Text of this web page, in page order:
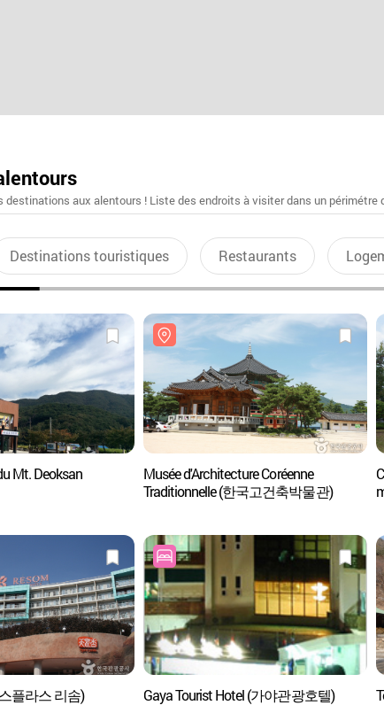
destinations aux alentours ! Liste des endroits à visiter dans un périmétre
Destinations touristiques Restaurants
Mt. Deoksan
Musée d'Architecture Coréenne
Traditionnelle (한국고건축박물관)
플라스 리솜) Gaya Tourist Hotel (가야관광호텔)